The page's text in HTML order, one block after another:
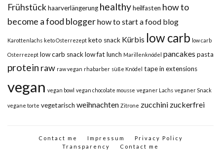
Frühstückhaarverlängerung healthyheilfasten how to
become a food bloggerhow to start a food blog
Karottenlachs keto Osterrezept keto snack Kürbis low carb low carb
Osterrezept low carb snacklow fat lunch Marillenknödel pancakes pasta
protein raw raw vegan rhabarber süße Knödel tape in extensions
vegan vegan bowl vegan chocolate mousse veganer Lachs veganer Snack
vegane torte vegetarisch weihnachten Zitrone zucchini zuckerfrei
Contact me Impressum
Privacy Policy
Transparency
Contact me